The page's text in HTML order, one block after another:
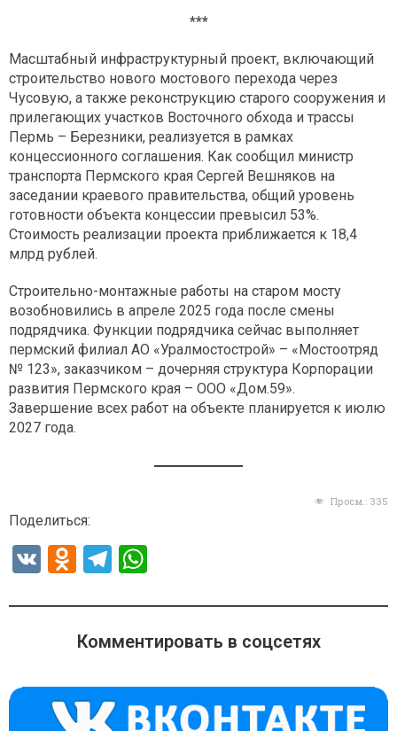
***
Масштабный инфраструктурный проект, включающий
строительство нового мостового перехода через
Чусовую, а также реконструкцию старого сооружения и
прилегающих участков Восточного обхода и трассы
Пермь – Березники, реализуется в рамках
концессионного соглашения. Как сообщил министр
транспорта Пермского края Сергей Вешняков на
заседании краевого правительства, общий уровень
готовности объекта концессии превысил 53%.
Стоимость реализации проекта приближается к 18,4
млрд рублей.
Строительно-монтажные работы на старом мосту
возобновились в апреле 2025 года после смены
подрядчика. Функции подрядчика сейчас выполняет
пермский филиал АО «Уралмостострой» – «Мостоотряд
№ 123», заказчиком – дочерняя структура Корпорации
развития Пермского края – ООО «Дом.59».
Завершение всех работ на объекте планируется к июлю
2027 года.
Просм.: 335
Поделиться:
V
O
n
o
a
T
e
gr
m
at
s
p
Комментировать в соцсетях